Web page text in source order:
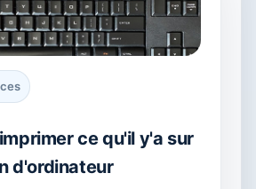
ce qu'il y'a sur
d'ordinateur